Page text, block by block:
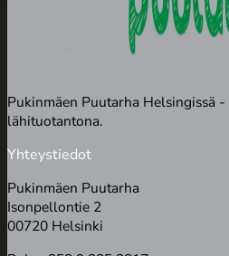
Pukinmäen Puutarha Helsingissä
lähituotantona.
Yhteystiedot
Pukinmäen Puutarha
Isonpellontie 2
00720 Helsinki